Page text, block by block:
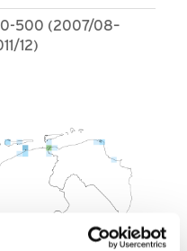
500 (2007/08–
12)